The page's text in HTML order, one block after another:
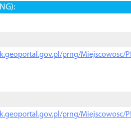
prng/Miejscowosc/
prng/Miejscowosc/